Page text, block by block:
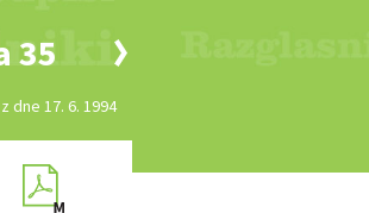
35
dne 17. 6. 1994